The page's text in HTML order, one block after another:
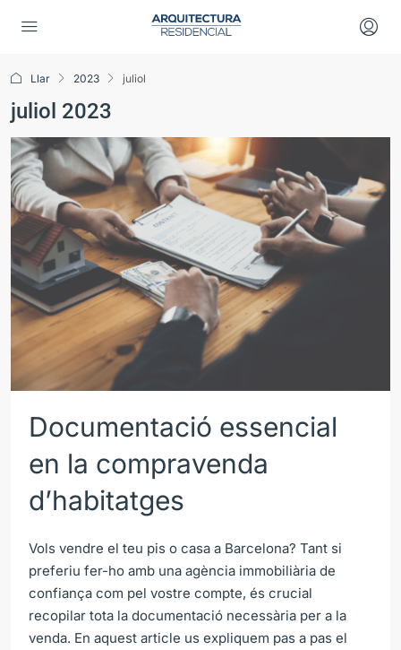
Llar 2023 juliol
juliol 2023
Documentació essencial
en la compravenda
d’habitatges
Vols vendre el teu pis o casa a Barcelona? Tant si
preferiu fer-ho amb una agència immobiliària de
confiança com pel vostre compte, és crucial
recopilar tota la documentació necessària per a la
venda. En aquest article us expliquem pas a pas el